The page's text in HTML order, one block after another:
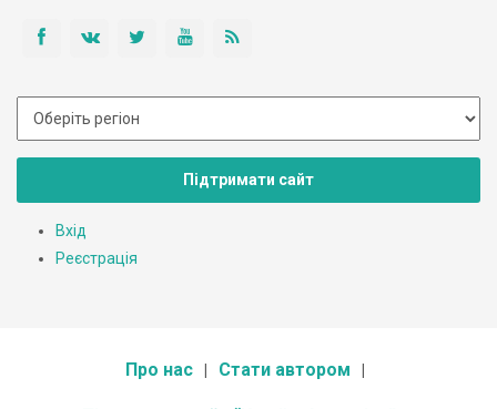
Підтримати сайт
Вхід
Реєстрація
Про нас Стати автором